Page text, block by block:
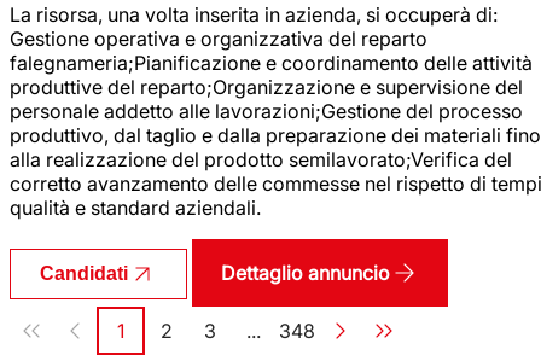
La risorsa, una volta inserita in azienda, si occuperà di:
Gestione operativa e organizzativa del reparto
falegnameria;Pianificazione e coordinamento delle attività
produttive del reparto;Organizzazione e supervisione del
personale addetto alle lavorazioni;Gestione del processo
produttivo, dal taglio e dalla preparazione dei materiali fino
alla realizzazione del prodotto semilavorato;Verifica del
corretto avanzamento delle commesse nel rispetto di
qualità e standard aziendali.
Candidati Dettaglio annuncio
Paginazione
Pagina
1 Pagina
2 Pagina
3 ... Pagina
348